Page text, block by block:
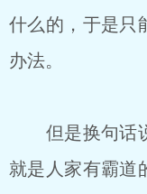
什么的，于是只
办法。
但是换句话说
就是人家有霸道